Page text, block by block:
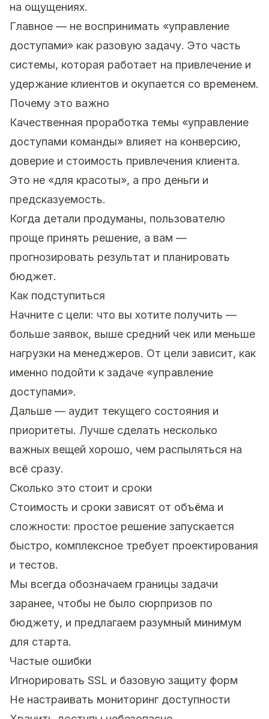
на ощущениях.
Главное — не воспринимать «управление
доступами» как разовую задачу. Это часть
системы, которая работает на привлечение и
удержание клиентов и окупается со временем.
Почему это важно
Качественная проработка темы «управление
доступами команды» влияет на конверсию,
доверие и стоимость привлечения клиента.
Это не «для красоты», а про деньги и
предсказуемость.
Когда детали продуманы, пользователю
проще принять решение, а вам —
прогнозировать результат и планировать
бюджет.
Как подступиться
Начните с цели: что вы хотите получить —
больше заявок, выше средний чек или меньше
нагрузки на менеджеров. От цели зависит, как
именно подойти к задаче «управление
доступами».
Дальше — аудит текущего состояния и
приоритеты. Лучше сделать несколько
важных вещей хорошо, чем распыляться на
всё сразу.
Сколько это стоит и сроки
Стоимость и сроки зависят от объёма и
сложности: простое решение запускается
быстро, комплексное требует проектирования
и тестов.
Мы всегда обозначаем границы задачи
заранее, чтобы не было сюрпризов по
бюджету, и предлагаем разумный минимум
для старта.
Частые ошибки
Игнорировать SSL и базовую защиту форм
Не настраивать мониторинг доступности